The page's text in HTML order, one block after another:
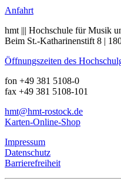
Anfahrt
hmt ||| Hochschule für Musik
Beim St.-Katharinenstift 8 |
Öffnungszeiten des
fon +49 381 5108-0
fax +49 381 5108-101
hmt@hmt-rostock.de
Karten-Online-Shop
Impressum
Datenschutz
Barrierefreiheit